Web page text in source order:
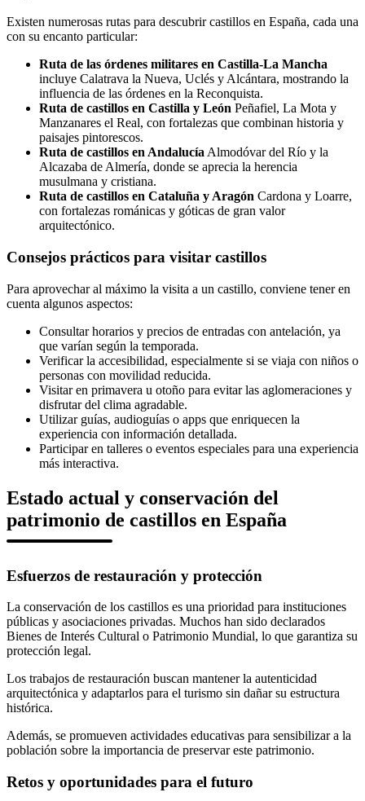
Existen numerosas rutas para descubrir castillos en España, cada una
con su encanto particular:
Ruta de las órdenes militares en Castilla-La Mancha
incluye Calatrava la Nueva, Uclés y Alcántara, mostrando la
influencia de las órdenes en la Reconquista.
Ruta de castillos en Castilla y León Peñafiel, La Mota y
Manzanares el Real, con fortalezas que combinan historia y
paisajes pintorescos.
Ruta de castillos en Andalucía Almodóvar del Río y la
Alcazaba de Almería, donde se aprecia la herencia
musulmana y cristiana.
Ruta de castillos en Cataluña y Aragón Cardona y Loarre,
con fortalezas románicas y góticas de gran valor
arquitectónico.
Consejos prácticos para visitar castillos
Para aprovechar al máximo la visita a un castillo, conviene tener en
cuenta algunos aspectos:
Consultar horarios y precios de entradas con antelación, ya
que varían según la temporada.
Verificar la accesibilidad, especialmente si se viaja con niños o
personas con movilidad reducida.
Visitar en primavera u otoño para evitar las aglomeraciones y
disfrutar del clima agradable.
Utilizar guías, audioguías o apps que enriquecen la
experiencia con información detallada.
Participar en talleres o eventos especiales para una experiencia
más interactiva.
Estado actual y conservación del
patrimonio de castillos en España
Esfuerzos de restauración y protección
La conservación de los castillos es una prioridad para instituciones
públicas y asociaciones privadas. Muchos han sido declarados
Bienes de Interés Cultural o Patrimonio Mundial, lo que garantiza su
protección legal.
Los trabajos de restauración buscan mantener la autenticidad
arquitectónica y adaptarlos para el turismo sin dañar su estructura
histórica.
Además, se promueven actividades educativas para sensibilizar a la
población sobre la importancia de preservar este patrimonio.
Retos y oportunidades para el futuro